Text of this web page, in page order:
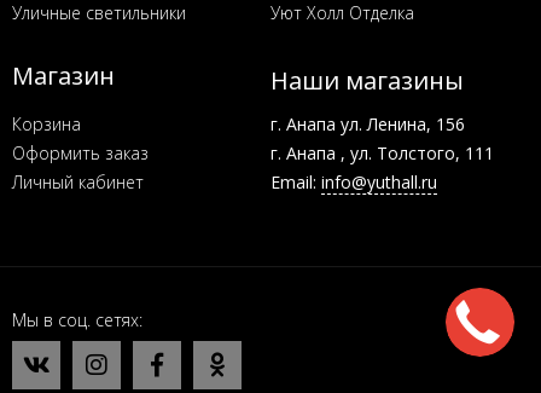
Уличные светильники
Уют Холл Отделка
Магазин
Корзина
Оформить заказ
Личный кабинет
Наши магазины
г. Анапа ул. Ленина, 156
г. Анапа , ул. Толстого, 111
Email: info@yuthall.ru
Мы в соц. сетях